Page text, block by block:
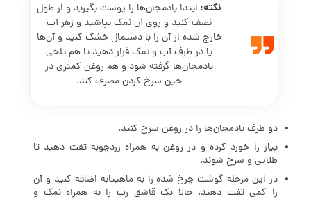
نکته:‌ ابتدا بادمجان‌ها را پوست بگیرید و از طول
نصف کنید و روی آن نمک بپاشید و زهر آب
خارج شده از آن را با دستمال خشک کنید و آن‌ها
یا در ظرف آب و نمک قرار دهید تا هم تلخی
بادمجان‌ها گرفته شود و هم روغن کمتری در
حین سرخ کردن مصرف کند.
دو طرف بادمجان‌ها را در روغن سرخ کنید.
پیاز را خورد کرده و در روغن به همراه زردچوبه تفت دهید تا
طلایی و سرخ شوند.
در این مرحله گوشت چرخ شده را به ماهیتابه اضافه کنید و آن
را کمی تفت دهید. حالا یک قاشق رب را به همراه نمک و